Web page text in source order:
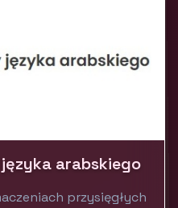
arabskiego
przysięgłych